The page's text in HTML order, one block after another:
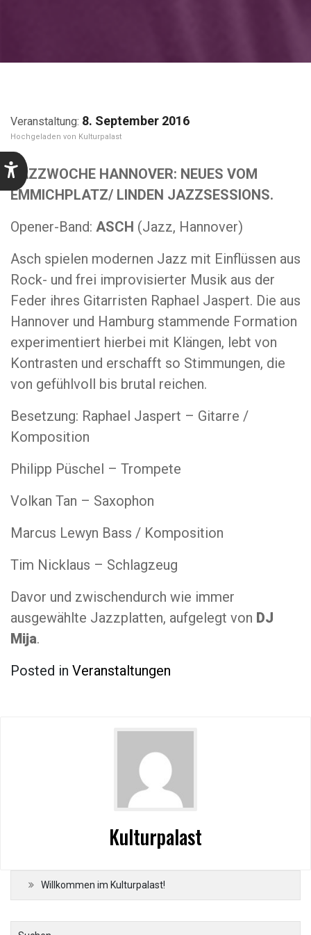
8. September 2016
Kulturpalast
JAZZWOCHE HANNOVER: NEUES VOM
EMMICHPLATZ/ LINDEN JAZZSESSIONS.
Opener-Band: ASCH (Jazz, Hannover)
Asch spielen modernen Jazz mit Einflüssen aus
Rock- und frei improvisierter Musik aus der
Feder ihres Gitarristen Raphael Jaspert. Die aus
Hannover und Hamburg stammende Formation
experimentiert hierbei mit Klängen, lebt von
Kontrasten und erschafft so Stimmungen, die
von gefühlvoll bis brutal reichen.
Besetzung: Raphael Jaspert – Gitarre /
Komposition
Philipp Püschel – Trompete
Volkan Tan – Saxophon
Marcus Lewyn Bass / Komposition
Tim Nicklaus – Schlagzeug
Davor und zwischendurch wie immer
ausgewählte Jazzplatten, aufgelegt von DJ
Mija.
Posted in Veranstaltungen
Kulturpalast
Willkommen im Kulturpalast!